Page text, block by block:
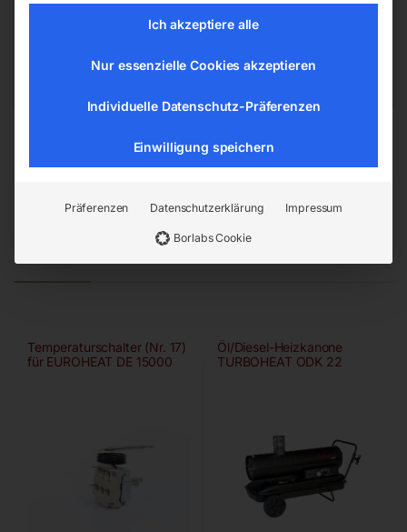
4911 Ried/Tumeltsham
Österreich
Ähnliche Produkte
Temperaturschalter (Nr. 17)
für EUROHEAT DE 15000
Öl/Diesel-Heizkanone
TURBOHEAT ODK 22
Ich akzeptiere alle
Nur essenzielle Cookies akzeptieren
Individuelle Datenschutz-Präferenzen
Einwilligung speichern
Präferenzen Datenschutzerklärung Impressum
Borlabs Cookie